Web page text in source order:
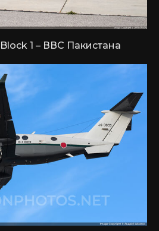
1 – ВВС Пакистана